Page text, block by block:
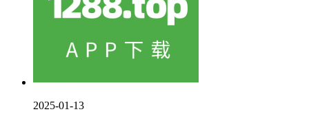
2025-01-13